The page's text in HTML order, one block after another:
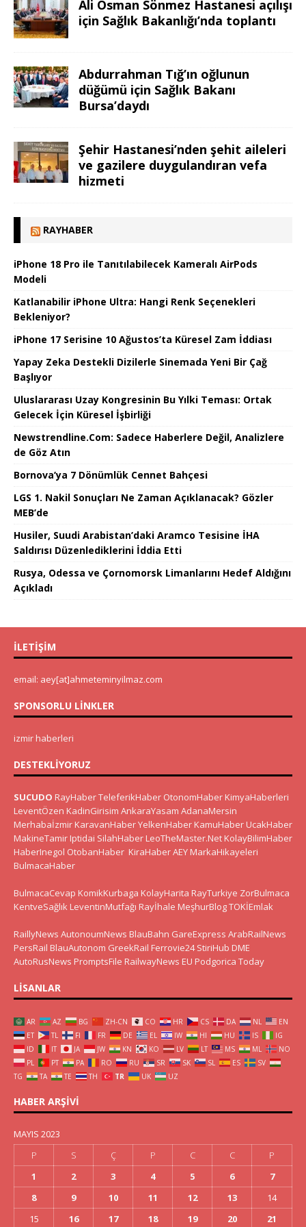
Ali Osman Sönmez Hastanesi açılışı
için Sağlık Bakanlığı’nda toplantı
Abdurrahman Tığ’ın oğlunun
düğümü için Sağlık Bakanı
Bursa’daydı
Şehir Hastanesi’nden şehit aileleri
ve gazilere duygulandıran vefa
hizmeti
RAYHABER
iPhone 18 Pro ile Tanıtılabilecek Kameralı AirPods
Modeli
Katlanabilir iPhone Ultra: Hangi Renk Seçenekleri
Bekleniyor?
iPhone 17 Serisine 10 Ağustos’ta Küresel Zam İddiası
Yapay Zeka Destekli Dizilerle Sinemada Yeni Bir Çağ
Başlıyor
Uluslararası Uzay Kongresinin Bu Yılki Teması: Ortak
Gelecek İçin Küresel İşbirliği
Newstrendline.Com: Sadece Haberlere Değil, Analizlere
de Göz Atın
Bornova’ya 7 Dönümlük Cennet Bahçesi
LGS 1. Nakil Sonuçları Ne Zaman Açıklanacak? Gözler
MEB’de
Husiler, Suudi Arabistan’daki Aramco Tesisine İHA
Saldırısı Düzenlediklerini İddia Etti
Rusya, Odessa ve Çornomorsk Limanlarını Hedef Aldığını
Açıkladı
İLETIŞIM
email: aey[at]ahmeteminyilmaz.com
SPONSORLU LINKLER
izmir haberleri
DESTEKLIYORUZ
SUCUDO RayHaberTeleferikHaber OtonomHaber KimyaHaberleri
LeventÖzen KadinGirisim AnkaraYasam AdanaMersin
Merhabaİzmir KaravanHaberYelkenHaber KamuHaber UcakHaber
MakineTamir Iptidai SilahHaber LeoTheMaster.Net KolayBilimHaber
HaberInegol OtobanHaber KiraHaberAEY MarkaHikayeleri
BulmacaHaber
BulmacaCevap KomikKurbaga KolayHarita RayTurkiye ZorBulmaca
KentveSağlık LeventinMutfağı Rayİhale MeşhurBlogTOKİEmlak
RaillyNews AutonoumNews BlauBahn GareExpress ArabRailNews
PersRail BlauAutonom GreekRail Ferrovie24 StiriHub DME
AutoRusNews PromptsFile RailwayNews EU Podgorica Today
LISANLAR
AR AZ BG ZH-CN CO HR CS DA NL
EN
ET
TL FI FR DE EL IW HI HU IS
IG
ID
IT JA JW KN KO LV LT MS ML
NO
PL
PT PA RO RU SR SK SL ES
SV
TG
TA TE TH TR UK UZ
HABER ARŞIVI
MAYIS 2023
P
S Ç P C C
P
1
2 3 4 5 6
7
8
9 10 11 12 13
14
15
16 17 18 19 20 21